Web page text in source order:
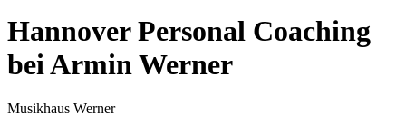
Hannover Personal Coaching
bei Armin Werner
Musikhaus Werner